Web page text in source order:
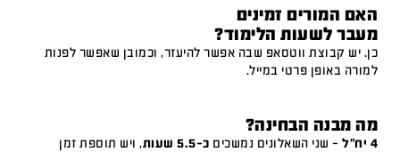
האם המורים זמינים
מעבר לשעות הלימוד?
כן. יש קבוצת ווטסאפ שבה אפשר להיעזר, וכמובן שאפשר לפנות
למורה באופן פרטי במייל.
מה מבנה הבחינה?
4 יח"ל – שני השאלונים נמשכים כ-5.5 שעות
, ויש תוספת זמן